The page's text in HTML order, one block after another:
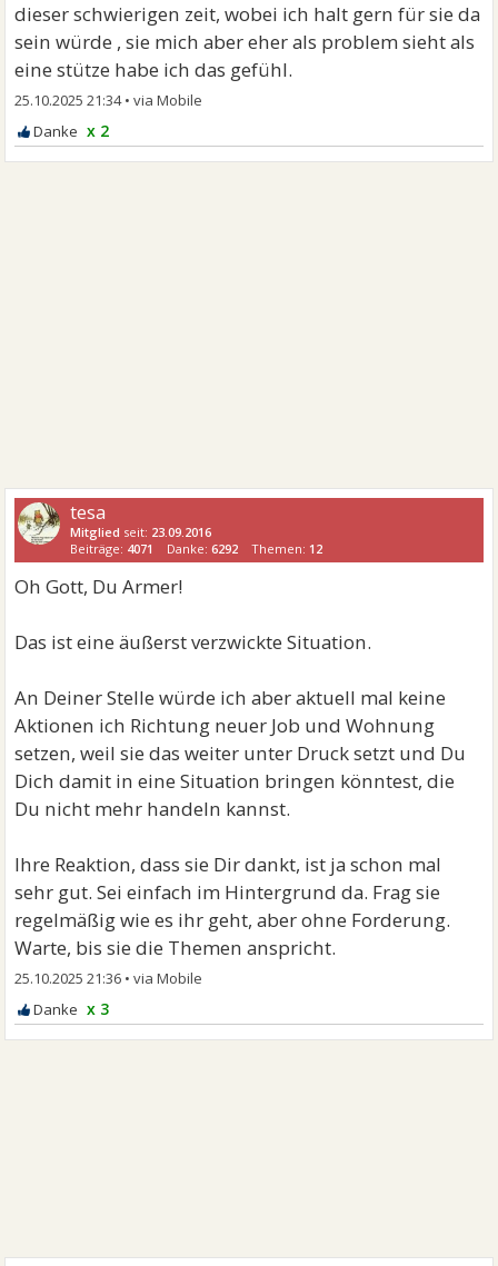
dieser schwierigen zeit, wobei ich halt gern für sie da
sein würde , sie mich aber eher als problem sieht als
eine stütze habe ich das gefühl.
25.10.2025 21:34•
x 2
tesa
Mitglied seit: 23.09.2016
Beiträge: 4071 Danke:6292 Themen: 12
Oh Gott, Du Armer!
Das ist eine äußerst verzwickte Situation.
An Deiner Stelle würde ich aber aktuell mal keine
Aktionen ich Richtung neuer Job und Wohnung
setzen, weil sie das weiter unter Druck setzt und Du
Dich damit in eine Situation bringen könntest, die
Du nicht mehr handeln kannst.
Ihre Reaktion, dass sie Dir dankt, ist ja schon mal
sehr gut. Sei einfach im Hintergrund da. Frag sie
regelmäßig wie es ihr geht, aber ohne Forderung.
Warte, bis sie die Themen anspricht.
25.10.2025 21:36 •
x 3